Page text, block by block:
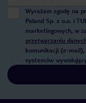
Wyrażam zgodę na
Poland Sp. z o.o. i
marketingowych, w
przetwarzaniu
komunikacji (e-
systemów